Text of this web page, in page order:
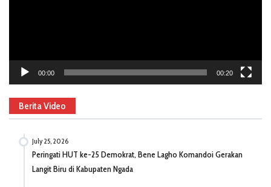
00:00 00:20
Berita Video
July 25, 2026
Peringati HUT ke-25 Demokrat, Bene Lagho Komandoi Gerakan
Langit Biru di Kabupaten Ngada